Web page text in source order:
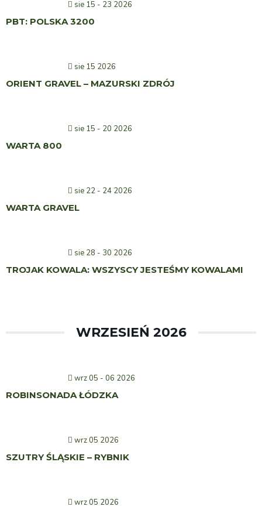
sie 15 - 23 2026
PBT: POLSKA 3200
sie 15 2026
ORIENT GRAVEL – MAZURSKI ZDRÓJ
sie 15 - 20 2026
WARTA 800
sie 22 - 24 2026
WARTA GRAVEL
sie 28 - 30 2026
TROJAK KOWALA: WSZYSCY JESTEŚMY KOWALAMI
WRZESIEŃ 2026
wrz 05 - 06 2026
ROBINSONADA ŁÓDZKA
wrz 05 2026
SZUTRY ŚLĄSKIE – RYBNIK
wrz 05 2026